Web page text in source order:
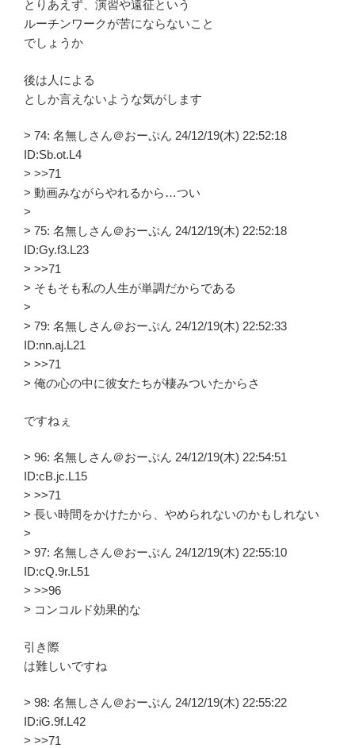
とりあえず、演習や遠征という
ルーチンワークが苦にならないこと
でしょうか
後は人による
としか言えないような気がします
> 74: 名無しさん＠おーぷん 24/12/19(木) 22:52:18
ID:Sb.ot.L4
> >>71
> 動画みながらやれるから…つい
>
> 75: 名無しさん＠おーぷん 24/12/19(木) 22:52:18
ID:Gy.f3.L23
> >>71
> そもそも私の人生が単調だからである
>
> 79: 名無しさん＠おーぷん 24/12/19(木) 22:52:33
ID:nn.aj.L21
> >>71
> 俺の心の中に彼女たちが棲みついたからさ
ですねぇ
> 96: 名無しさん＠おーぷん 24/12/19(木) 22:54:51
ID:cB.jc.L15
> >>71
> 長い時間をかけたから、やめられないのかもしれない
>
> 97: 名無しさん＠おーぷん 24/12/19(木) 22:55:10
ID:cQ.9r.L51
> >>96
> コンコルド効果的な
引き際
は難しいですね
> 98: 名無しさん＠おーぷん 24/12/19(木) 22:55:22
ID:iG.9f.L42
> >>71